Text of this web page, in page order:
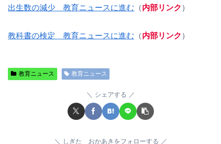
出生数の減少 教育ニュースに進む （内部リンク ）
教科書の検定 教育ニュースに進む （内部リンク ）
教育ニュース 教育ニュース
シェアする
しぎた おかあきをフォローする